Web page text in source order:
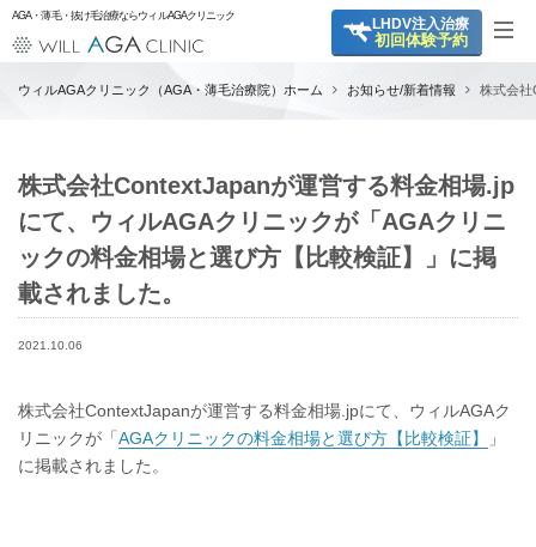
AGA・薄毛・抜け毛治療ならウィルAGAクリニック LHDV注入治療
初回体験予約
ウィルAGAクリニック（AGA・薄毛治療院）ホーム お知らせ/新着情報 株式会社
株式会社ContextJapanが運営する料金相場.jp
にて、ウィルAGAクリニックが「AGAクリニ
ックの料金相場と選び方【比較検証】」に掲
載されました。
2021.10.06
株式会社ContextJapanが運営する料金相場.jpにて、ウィルAGAク
リニックが「 AGAクリニックの料金相場と選び方【比較検証】
」
に掲載されました。